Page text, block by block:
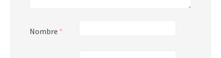
Nombre *